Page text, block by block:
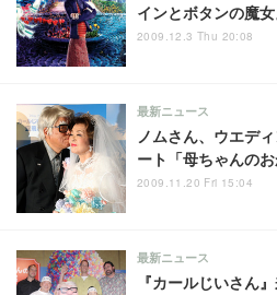
インとボタンの魔
2009.12.3 Thu 20:08
ノムさん、ウエデ
ート「母ちゃんのお
最新ニュース
2009.11.20 Fri 15:04
『カールじいさん
最新ニュース